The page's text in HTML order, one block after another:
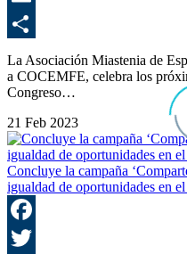
La Asociación Miastenia de
a COCEMFE, celebra los
Congreso…
21 Feb 2023
Concluye la campaña
igualdad de oportunidades en